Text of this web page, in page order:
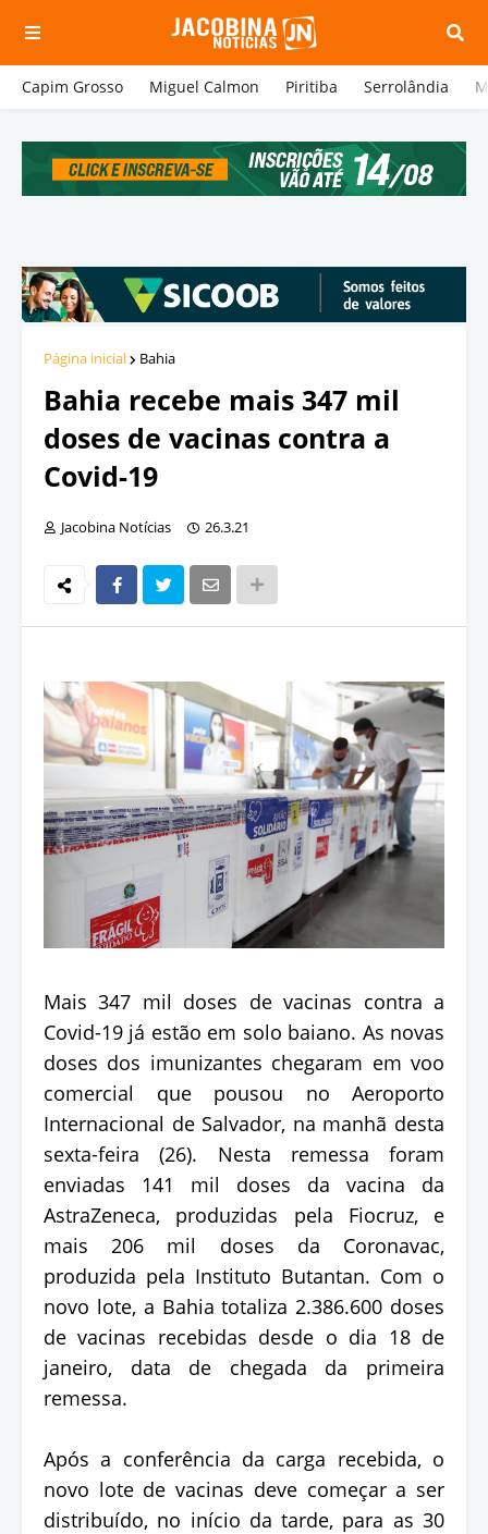
Capim Grosso Miguel Calmon Piritiba Serrolândia
Página inicial Bahia
Bahia recebe mais 347 mil
doses de vacinas contra a
Covid-19
Jacobina Notícias 26.3.21
Mais 347 mil doses de vacinas contra a
Covid-19 já estão em solo baiano. As novas
doses dos imunizantes chegaram em voo
comercial que pousou no Aeroporto
Internacional de Salvador, na manhã desta
sexta-feira (26). Nesta remessa foram
enviadas 141 mil doses da vacina da
AstraZeneca, produzidas pela Fiocruz, e
mais 206 mil doses da Coronavac,
produzida pela Instituto Butantan. Com o
novo lote, a Bahia totaliza 2.386.600 doses
de vacinas recebidas desde o dia 18 de
janeiro, data de chegada da primeira
remessa.
Após a conferência da carga recebida, o
novo lote de vacinas deve começar a ser
distribuído, no início da tarde, para as 30